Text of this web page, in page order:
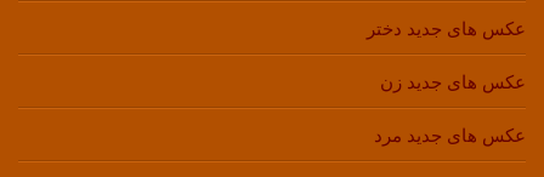
عکس های جدید دختر
عکس های جدید زن
عکس های جدید مرد